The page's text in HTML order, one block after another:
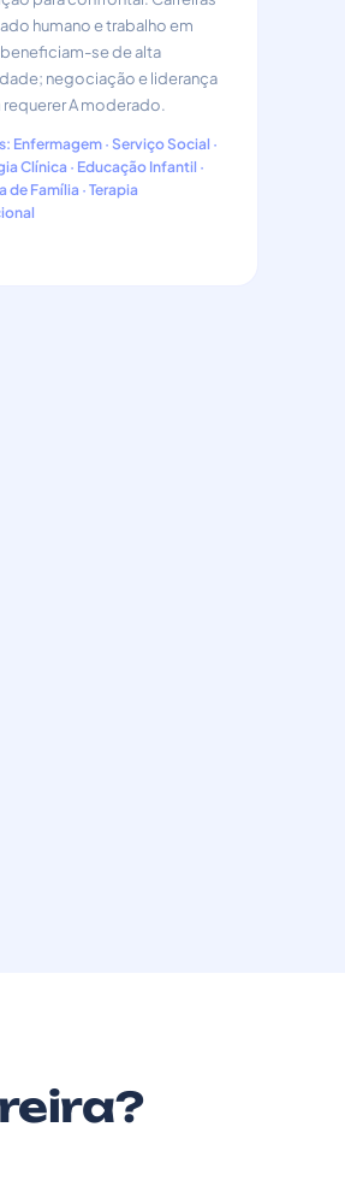
humano e trabalho em
se de alta
negociação e liderança
A moderado.
Enfermagem · Serviço Social ·
Clínica · Educação Infantil ·
de Família · Terapia